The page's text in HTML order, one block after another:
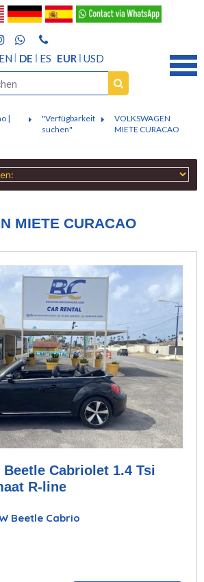
EN DE ES EUR USD
|
"Verfügbarkeit
suchen"
VOLKSWAGEN
MIETE CURACAO
MIETE CURACAO
Cabriolet 1.4 Tsi
R-line
Beetle Cabrio